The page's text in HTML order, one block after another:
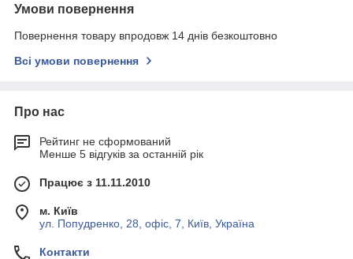
Умови повернення
Повернення товару впродовж 14 днів безкоштовно
Всі умови повернення
Про нас
Рейтинг не сформований
Менше 5 відгуків за останній рік
Працює з 11.11.2010
м. Київ
ул. Попудренко, 28, офіс, 7, Київ, Україна
Контакти